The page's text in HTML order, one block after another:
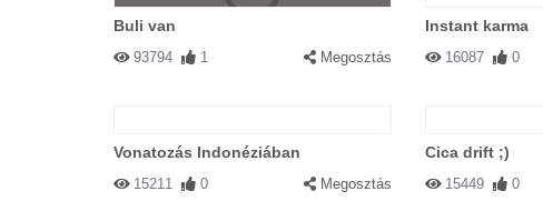
Buli van
93794 1 Megosztás
Instant karma
16087 0
Vonatozás Indonéziában
15211 0 Megosztás
Cica drift ;)
15449 0